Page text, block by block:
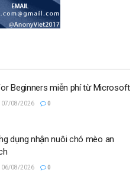
Beginners miễn phí từ Microsoft
07/08/2026 0
dụng nhận nuôi chó mèo an
06/08/2026 0